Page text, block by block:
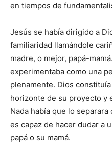
en tiempos de
Jesús se había dirigido a
familiaridad llamándole
madre, o mejor, papá-
experimentaba como una
plenamente. Dios
horizonte de su proyecto y
Nada había que lo
es capaz de hacer dudar a
papá o su mamá.